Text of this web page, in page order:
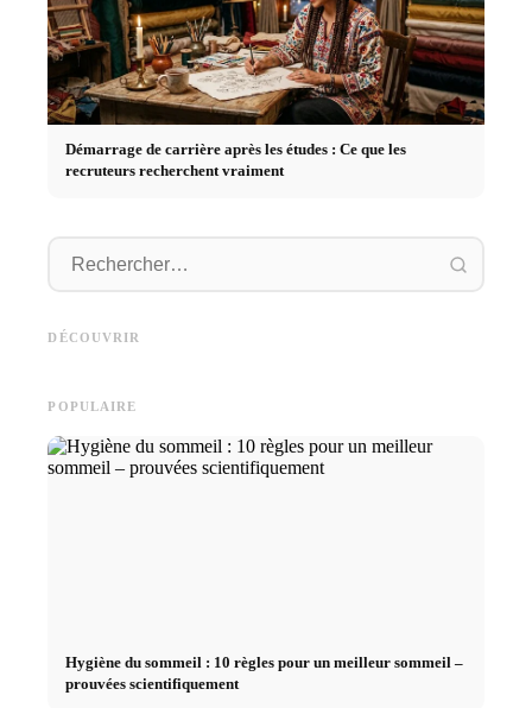
Démarrage de carrière après les études : Ce que les
recruteurs recherchent vraiment
DÉCOUVRIR
Deutschlandstipendium, BAföG
und smarte Spartipps
POPULAIRE
Hygiène du sommeil : 10 règles pour un meilleur sommeil –
prouvées scientifiquement